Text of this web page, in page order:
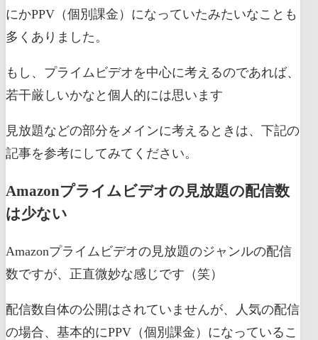
にかPPV（個別課金）になっていたみたいなことも
多くありました。
もし、プライムビデオを中心に考えるのであれば、
若干厳しいかなと個人的には思います
見放題などの部分をメインに考えるときは、下記の
記事を参考にしてみてください。
Amazonプライムビデオの見放題の配信数
は少ない
Amazonプライムビデオの見放題のジャンルの配信
数ですが、正直微妙な感じです（笑）
配信数自体の公開はされていませんが、人気の配信
の場合、基本的にPPV（個別課金）になっているこ